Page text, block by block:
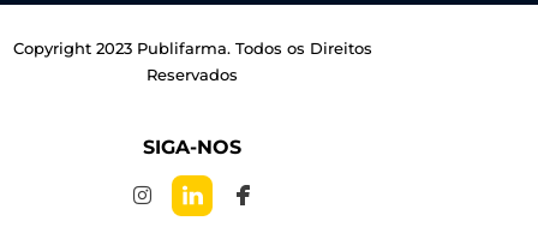
Copyright 2023 Publifarma. Todos os Direitos
Reservados
SIGA-NOS